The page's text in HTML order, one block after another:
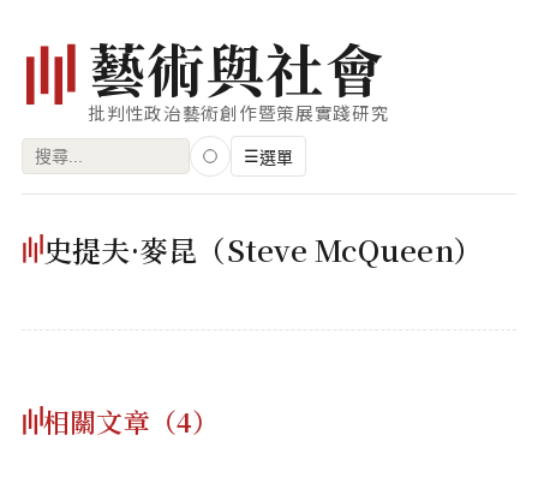
藝術與社會
批判性政治藝術創作暨策展實踐研究
搜
鍵
☰選單
索引
史提夫·麥昆（Steve McQueen）
相關文章（4）